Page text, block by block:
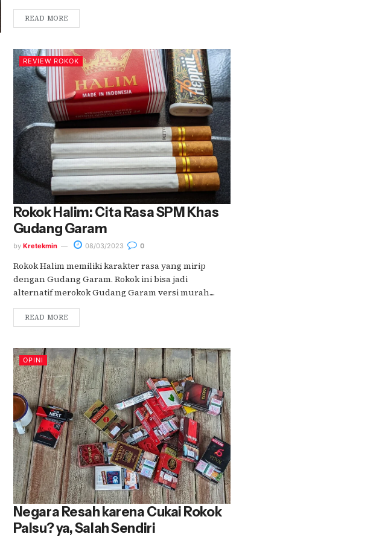
READ MORE
REVIEW ROKOK
Rokok Halim: Cita Rasa SPM Khas
Gudang Garam
by Kretekmin 08/03/2023 0
Rokok Halim memiliki karakter rasa yang mirip
dengan Gudang Garam. Rokok ini bisa jadi
alternatif merokok Gudang Garam versi murah....
READ MORE
OPINI
Negara Resah karena Cukai Rokok
Palsu? ya, Salah Sendiri